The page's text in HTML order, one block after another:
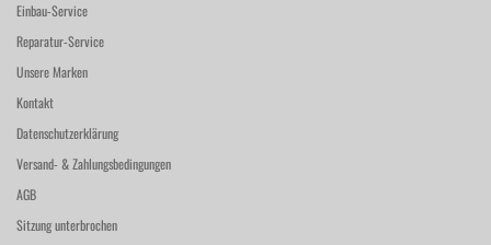
Einbau-Service
Reparatur-Service
Unsere Marken
Kontakt
Datenschutzerklärung
Versand- & Zahlungsbedingungen
AGB
Sitzung unterbrochen